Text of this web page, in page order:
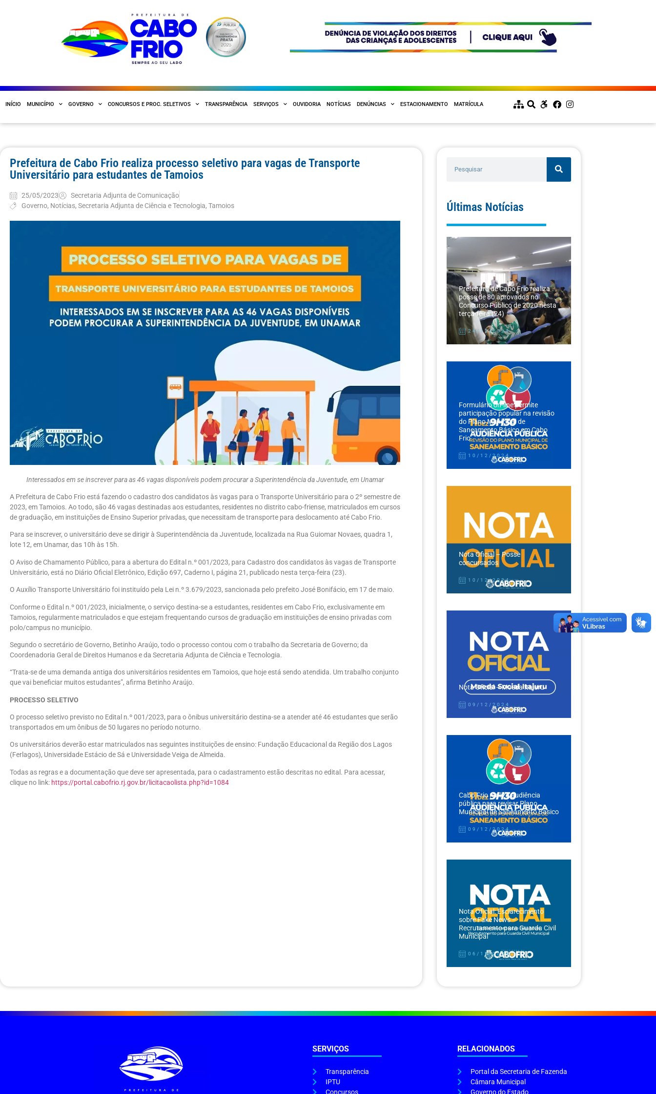
INÍCIO MUNICÍPIO GOVERNO CONCURSOS E PROC. SELETIVOS TRANSPARÊNCIA SERVIÇOS OUVIDORIA NOTÍCIAS DENÚNCIAS ESTACIONAMENTO MATRÍCULA
Prefeitura de Cabo Frio realiza processo seletivo para vagas de Transporte
Universitário para estudantes de Tamoios
25/05/2023
Secretaria Adjunta de Comunicação
Governo, Notícias, Secretaria Adjunta de Ciência e Tecnologia, Tamoios
Interessados em se inscrever para as 46 vagas disponíveis podem procurar a Superintendência da Juventude, em Unamar
A Prefeitura de Cabo Frio está fazendo o cadastro dos candidatos às vagas para o Transporte Universitário para o 2º semestre de
2023, em Tamoios. Ao todo, são 46 vagas destinadas aos estudantes, residentes no distrito cabo-friense, matriculados em cursos
de graduação, em instituições de Ensino Superior privadas, que necessitam de transporte para deslocamento até Cabo Frio.
Para se inscrever, o universitário deve se dirigir à Superintendência da Juventude, localizada na Rua Guiomar Novaes, quadra 1,
lote 12, em Unamar, das 10h às 15h.
O Aviso de Chamamento Público, para a abertura do Edital n.º 001/2023, para Cadastro dos candidatos às vagas de Transporte
Universitário, está no Diário Oficial Eletrônico, Edição 697, Caderno I, página 21, publicado nesta terça-feira (23).
O Auxílio Transporte Universitário foi instituído pela Lei n.º 3.679/2023, sancionada pelo prefeito José Bonifácio, em 17 de maio.
Conforme o Edital n.º 001/2023, inicialmente, o serviço destina-se a estudantes, residentes em Cabo Frio, exclusivamente em
Tamoios, regularmente matriculados e que estejam frequentando cursos de graduação em instituições de ensino privadas com
polo/campus no município.
Segundo o secretário de Governo, Betinho Araújo, todo o processo contou com o trabalho da Secretaria de Governo; da
Coordenadoria Geral de Direitos Humanos e da Secretaria Adjunta de Ciência e Tecnologia.
“Trata-se de uma demanda antiga dos universitários residentes em Tamoios, que hoje está sendo atendida. Um trabalho conjunto
que vai beneficiar muitos estudantes”, afirma Betinho Araújo.
PROCESSO SELETIVO
O processo seletivo previsto no Edital n.º 001/2023, para o ônibus universitário destina-se a atender até 46 estudantes que serão
transportados em um ônibus de 50 lugares no período noturno.
Os universitários deverão estar matriculados nas seguintes instituições de ensino: Fundação Educacional da Região dos Lagos
(Ferlagos), Universidade Estácio de Sá e Universidade Veiga de Almeida.
Todas as regras e a documentação que deve ser apresentada, para o cadastramento estão descritas no edital. Para acessar,
clique no link: https://portal.cabofrio.rj.gov.br/licitacaolista.php?id=1084
Últimas Notícias
Prefeitura de Cabo Frio realiza
posse de 80 aprovados no
Concurso Público de 2020 nesta
terça-feira (24)
24/12/2024
Formulário on-line permite
participação popular na revisão
do Plano Municipal de
Saneamento Básico em Cabo
Frio
10/12/2024
Nota Oficial – Posse
concursados
10/12/2024
Nota Oficial – Moeda Itajuru
09/12/2024
Cabo Frio realiza audiência
pública para revisar Plano
Municipal de Saneamento Básico
09/12/2024
Nota Oficial: Esclarecimento
sobre Fake News –
Recrutamento para Guarda Civil
Municipal
06/12/2024
SERVIÇOS
Transparência
IPTU
Concursos
RELACIONADOS
Portal da Secretaria de Fazenda
Câmara Municipal
Governo do Estado